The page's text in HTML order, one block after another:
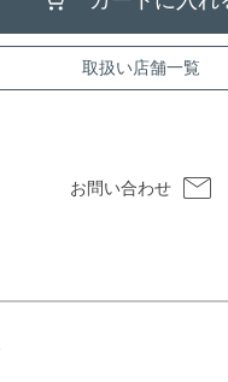
取扱い店舗一覧
お問い合わせ